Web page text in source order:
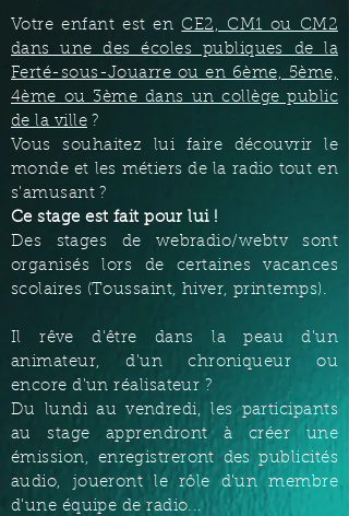
Votre enfant est en CE2, CM1 ou CM2
dans une des écoles publiques de la
Ferté-sous-Jouarre ou en 6ème, 5ème,
4ème ou 3ème dans un collège public
de la ville?
Vous souhaitez lui faire découvrir le
monde et les métiers de la radio tout en
s'amusant ?
Ce stage est fait pour lui !
Des stages de webradio/webtv sont
organisés lors de certaines vacances
scolaires (Toussaint, hiver, printemps).
Il rêve d'être dans la peau d'un
animateur, d'un chroniqueur ou
encore d'un réalisateur ?
Du lundi au vendredi, les participants
au stage apprendront à créer une
émission, enregistreront des publicités
audio, joueront le rôle d'un membre
d'une équipe de radio...